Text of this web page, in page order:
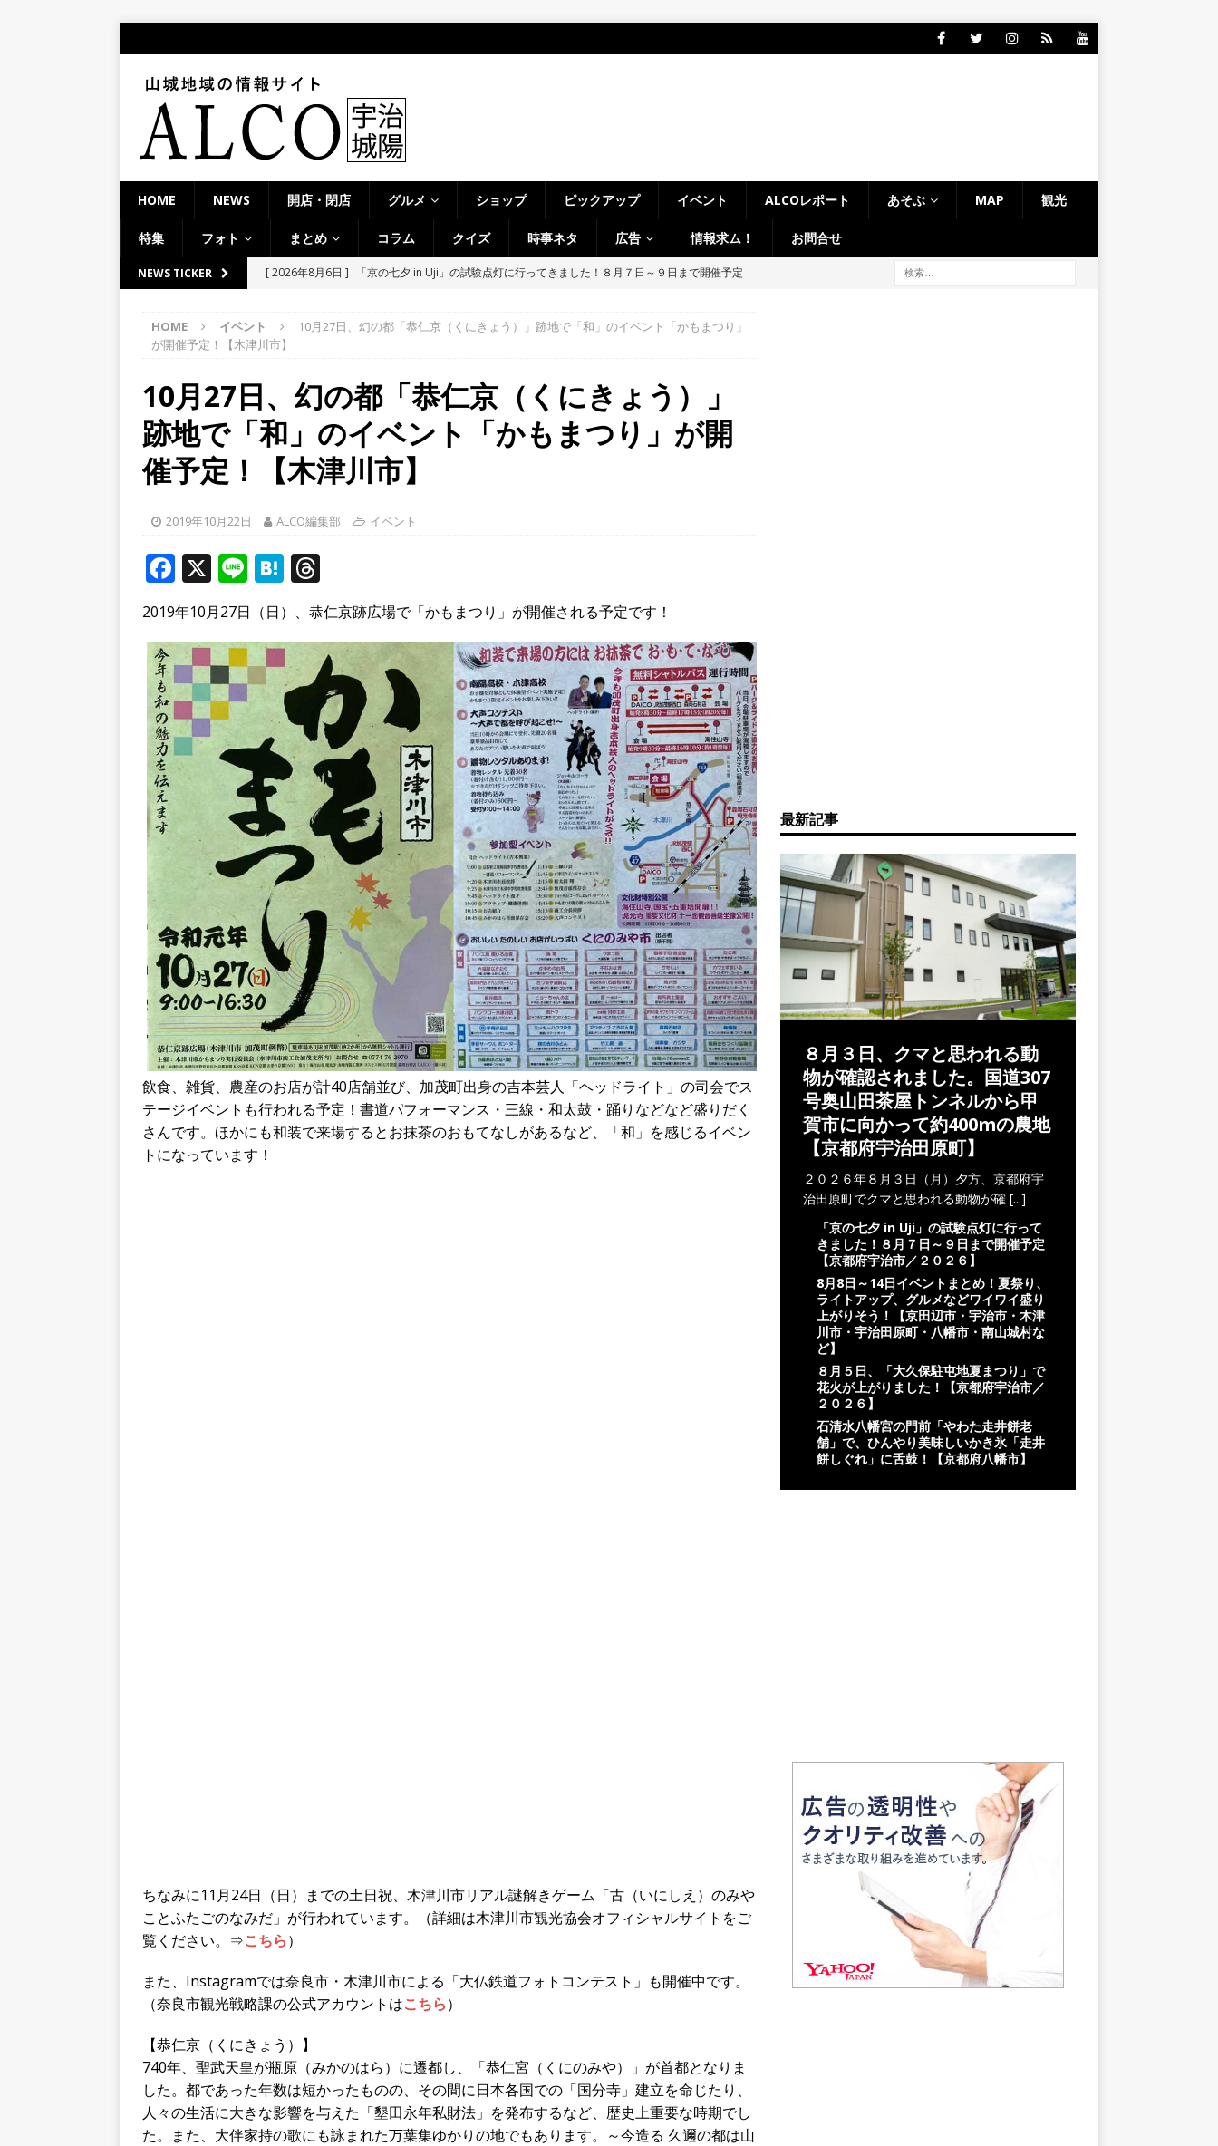
HOME NEWS 開店・閉店 グルメ ショップ ピックアップ イベント ALCOレポート あそぶ MAP 観光
特集 フォト まとめ コラム クイズ 時事ネタ 広告 情報求ム！ お問合せ
NEWS TICKER [ 2026年8月6日 ]
「京の七夕 in Uji」の試験点灯に行ってきました！８月７日～９日まで開催予定
り上がりそう！【京田辺市・宇治市・木津川市・宇治田原町・八幡市・南山城村など】
[ 2026年8月5日 ] ８月５日、「大久保駐屯地夏まつり」で花火が上がりました！【京都府宇治市
／２０２６】
時事ネタ
[ 2026年8月4日 ]
石清水八幡宮の門前「やわた走井餅老舗」で、ひんやり美味しいかき氷「走井
[ 2026年8月6日 ]
８月３日、クマと思われる動物が確認されました。国道307号奥山田茶屋トンネ
ルから甲賀市に向かって約400mの農地【京都府宇治田原町】
HOME イベント
10月27日、幻の都「恭仁京（くにきょう）」跡地で「和」のイベント「かもまつり」
が開催予定！【木津川市】
10月27日、幻の都「恭仁京（くにきょう）」
跡地で「和」のイベント「かもまつり」が開
催予定！【木津川市】
2019年10月22日 ALCO編集部 イベント
F
a
c
e
b
o
o
k
X Li
n
e
H
at
e
n
a
h
r
e
a
d
s
2019年10月27日（日）、恭仁京跡広場で「かもまつり」が開催される予定です！
飲食、雑貨、農産のお店が計40店舗並び、加茂町出身の吉本芸人「ヘッドライト」の司会でス
テージイベントも行われる予定！書道パフォーマンス・三線・和太鼓・踊りなどなど盛りだく
さんです。ほかにも和装で来場するとお抹茶のおもてなしがあるなど、「和」を感じるイベン
トになっています！
ちなみに11月24日（日）までの土日祝、木津川市リアル謎解きゲーム「古（いにしえ）のみや
ことふたごのなみだ」が行われています。（詳細は木津川市観光協会オフィシャルサイトをご
覧ください。⇒こちら）
また、Instagramでは奈良市・木津川市による「大仏鉄道フォトコンテスト」も開催中です。
（奈良市観光戦略課の公式アカウントはこちら）
【恭仁京（くにきょう）】
740年、聖武天皇が瓶原（みかのはら）に遷都し、「恭仁宮（くにのみや）」が首都となりま
した。都であった年数は短かったものの、その間に日本各国での「国分寺」建立を命じたり、
人々の生活に大きな影響を与えた「墾田永年私財法」を発布するなど、歴史上重要な時期でし
た。また、大伴家持の歌にも詠まれた万葉集ゆかりの地でもあります。～今造る 久邇の都は山
最新記事
８月３日、クマと思われる動
物が確認されました。国道307
号奥山田茶屋トンネルから甲
賀市に向かって約400mの農地
【京都府宇治田原町】
２０２６年８月３日（月）夕方、京都府宇
治田原町でクマと思われる動物が確 [...]
「京の七夕 in Uji」の試験点灯に行って
きました！８月７日～９日まで開催予定
【京都府宇治市／２０２６】
8月8日～14日イベントまとめ！夏祭り、
ライトアップ、グルメなどワイワイ盛り
上がりそう！【京田辺市・宇治市・木津
川市・宇治田原町・八幡市・南山城村な
ど】
８月５日、「大久保駐屯地夏まつり」で
花火が上がりました！【京都府宇治市／
２０２６】
石清水八幡宮の門前「やわた走井餅老
舗」で、ひんやり美味しいかき氷「走井
餅しぐれ」に舌鼓！【京都府八幡市】